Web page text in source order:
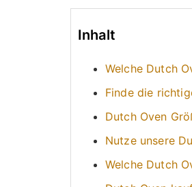
Inhalt
Welche Dutch
Finde die
Dutch Oven
Nutze unsere
Welche Dutch